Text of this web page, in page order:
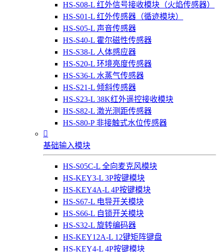
HS-S08-L 红外信号接收模块（火焰传感器）
HS-S01-L 红外传感器（循迹模块）
HS-S05-L 声音传感器
HS-S40-L 霍尔磁性传感器
HS-S38-L 人体感应器
HS-S20-L 环境亮度传感器
HS-S36-L 水蒸气传感器
HS-S21-L 倾斜传感器
HS-S23-L 38K红外遥控接收模块
HS-S82-L 激光测距传感器
HS-S80-P 非接触式水位传感器

基础输入模块
HS-S05C-L 全向麦克风模块
HS-KEY3-L 3P按键模块
HS-KEY4A-L 4P按键模块
HS-S67-L 电导开关模块
HS-S66-L 自锁开关模块
HS-S32-L 旋转编码器
HS-KEY12A-L 12键矩阵键盘
HS-KEY4-L 4P按键模块